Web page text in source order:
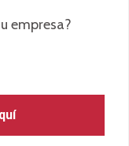
empresa?